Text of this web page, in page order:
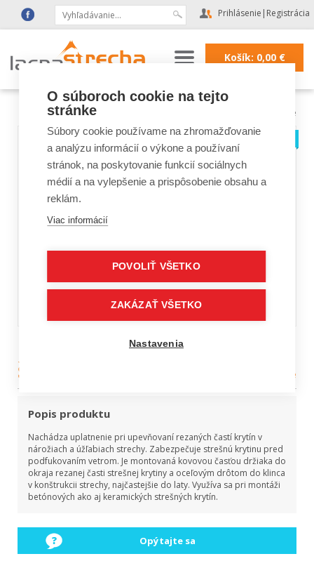
Prihlásenie | Registrácia
Košík: 0,00€
Strešné doplnky a fólie
Príchytka rezaných
škridiel
Strešné doplnky a fólie
Popis produktu
Nachádza uplatnenie pri upevňovaní rezaných častí krytín v
nárožiach a úžľabiach strechy. Zabezpečuje strešnú krytinu pred
podfukovaním vetrom. Je montovaná kovovou časťou držiaka do
okraja rezanej časti strešnej krytiny a oceľovým drôtom do klinca
v konštrukcii strechy, najčastejšie do laty. Využíva sa pri montáži
betónových ako aj keramických strešných krytín.
Opýtajte sa
O súboroch cookie na tejto
stránke
Súbory cookie používame na zhromažďovanie
a analýzu informácií o výkone a používaní
stránok, na poskytovanie funkcií sociálnych
médií a na vylepšenie a prispôsobenie obsahu a
reklám.
Viac informácií
POVOLIŤ VŠETKO
ZAKÁZAŤ VŠETKO
Nastavenia